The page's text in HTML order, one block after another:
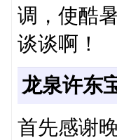
调，使酷
谈谈啊！
龙泉许东
首先感谢